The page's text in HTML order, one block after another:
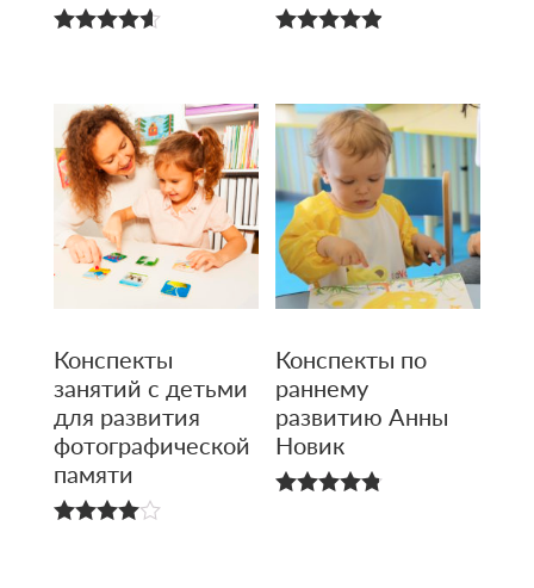
Конспекты
занятий с детьми
для развития
фотографи­ческой
памяти
Конспекты по
раннему
развитию Анны
Новик